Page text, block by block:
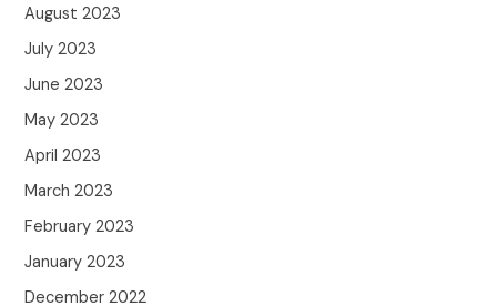
August 2023
July 2023
June 2023
May 2023
April 2023
March 2023
February 2023
January 2023
December 2022